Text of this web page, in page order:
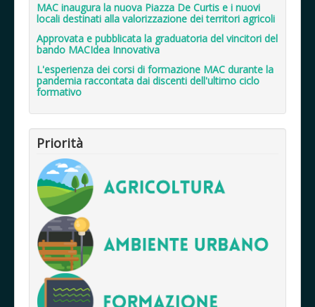
MAC inaugura la nuova Piazza De Curtis e i nuovi
locali destinati alla valorizzazione dei territori agricoli
Approvata e pubblicata la graduatoria del vincitori del
bando MACIdea Innovativa
L'esperienza dei corsi di formazione MAC durante la
pandemia raccontata dai discenti dell'ultimo ciclo
formativo
Priorità